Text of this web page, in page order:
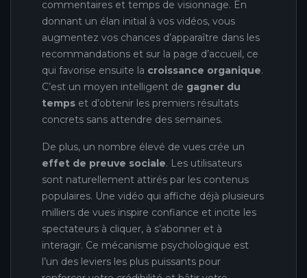
commentaires et temps de visionnage. En
donnant un élan initial à vos vidéos, vous
augmentez vos chances d’apparaître dans les
recommandations et sur la page d’accueil, ce
qui favorise ensuite la croissance organique.
C’est un moyen intelligent de gagner du
temps et d’obtenir les premiers résultats
concrets sans attendre des semaines.
De plus, un nombre élevé de vues crée un
effet de preuve sociale. Les utilisateurs
sont naturellement attirés par les contenus
populaires. Une vidéo qui affiche déjà plusieurs
milliers de vues inspire confiance et incite les
spectateurs à cliquer, à s’abonner et à
interagir. Ce mécanisme psychologique est
l’un des leviers les plus puissants pour